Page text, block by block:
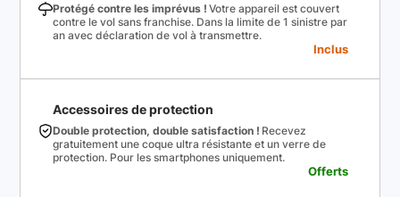
Protégé contre les imprévus ! Votre appareil est couvert
contre le vol sans franchise. Dans la limite de 1 sinistre par
an avec déclaration de vol à transmettre.
Inclus
Accessoires de protection
Double protection, double satisfaction ! Recevez
gratuitement une coque ultra résistante et un verre de
protection. Pour les smartphones uniquement.
Offerts